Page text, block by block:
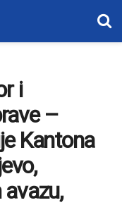
i
–
Kantona